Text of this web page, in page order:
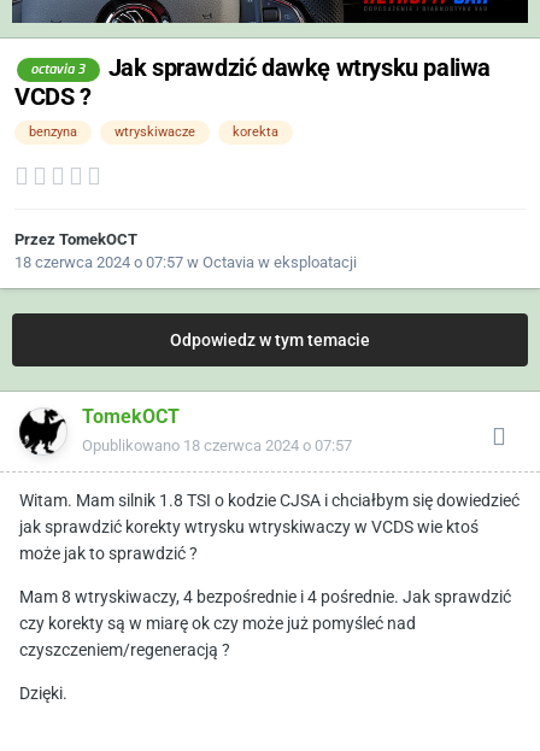
octavia 3
Jak sprawdzić dawkę wtrysku paliwa
VCDS ?
benzyna wtryskiwacze korekta
Przez TomekOCT
18 czerwca 2024 o 07:57 w Octavia w eksploatacji
Odpowiedz w tym temacie
TomekOCT
Opublikowano 18 czerwca 2024 o 07:57
Witam. Mam silnik 1.8 TSI o kodzie CJSA i chciałbym się dowiedzieć
jak sprawdzić korekty wtrysku wtryskiwaczy w VCDS wie ktoś
może jak to sprawdzić ?
Mam 8 wtryskiwaczy, 4 bezpośrednie i 4 pośrednie. Jak sprawdzić
czy korekty są w miarę ok czy może już pomyśleć nad
czyszczeniem/regeneracją ?
Dzięki.